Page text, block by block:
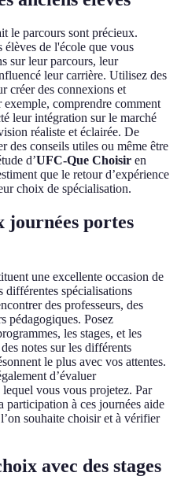
le parcours sont précieux.
élèves de l'école que vous
sur leur parcours, leur
leur carrière. Utilisez des
créer des connexions et
exemple, comprendre comment
leur intégration sur le marché
réaliste et éclairée. De
des conseils utiles ou même être
d’UFC-Que Choisir en
que le retour d’expérience
choix de spécialisation.
journées portes
une excellente occasion de
différentes spécialisations
des professeurs, des
pédagogiques. Posez
les stages, et les
notes sur les différents
le plus avec vos attentes.
d’évaluer
vous vous projetez. Par
participation à ces journées aide
souhaite choisir et à vérifier
avec des stages